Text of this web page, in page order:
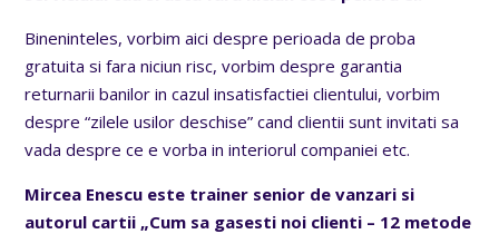
Bineninteles, vorbim aici despre perioada de proba
gratuita si fara niciun risc, vorbim despre garantia
returnarii banilor in cazul insatisfactiei clientului, vorbim
despre “zilele usilor deschise” cand clientii sunt invitati sa
vada despre ce e vorba in interiorul companiei etc.
Mircea Enescu este trainer senior de vanzari si
autorul cartii „Cum sa gasesti noi clienti – 12 metode